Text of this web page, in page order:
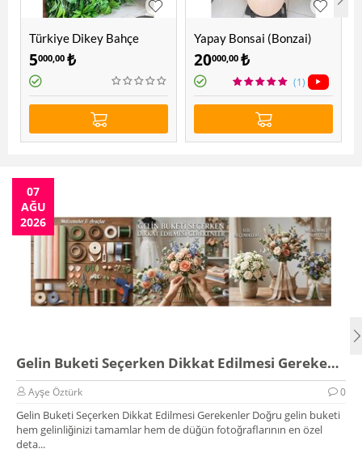
Türkiye Dikey Bahçe
5000,00 ₺
Yapay Bonsai (Bonzai)
Ağacı 1.60 Mt
20000,00 ₺
(1)
07
AĞU
2026
Gelin Buketi Seçerken Dikkat Edilmesi Gerekenler
Ayşe Öztürk 0
Gelin Buketi Seçerken Dikkat Edilmesi Gerekenler Doğru gelin buketi
hem gelinliğinizi tamamlar hem de düğün fotoğraflarının en özel
deta...